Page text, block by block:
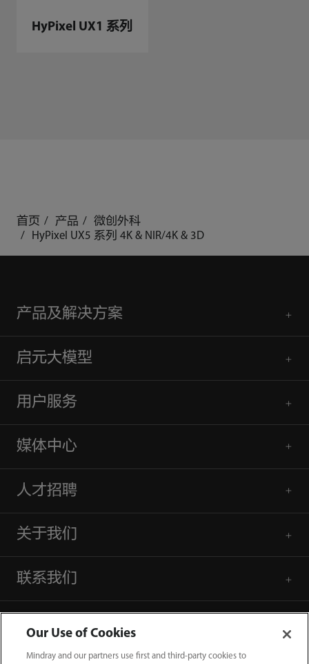
HyPixel UX1 系列
首页 产品
微创外科
HyPixel UX5 系列 4K & NIR/4K & 3D
产品及解决方案
启元大模型
用户服务
媒体中心
人才招聘
关于我们
联系我们
Our Use of Cookies
Mindray and our partners use first and third-party cookies to